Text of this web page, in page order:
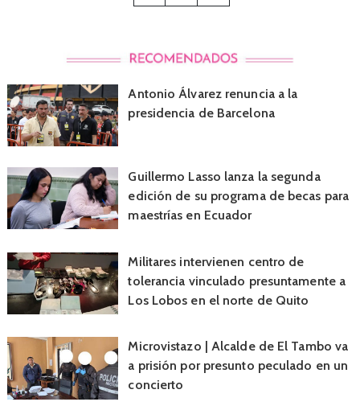
Antonio Álvarez renuncia a la
presidencia de Barcelona
Guillermo Lasso lanza la segunda
edición de su programa de becas para
maestrías en Ecuador
Militares intervienen centro de
tolerancia vinculado presuntamente a
Los Lobos en el norte de Quito
Microvistazo | Alcalde de El Tambo va
a prisión por presunto peculado en un
concierto